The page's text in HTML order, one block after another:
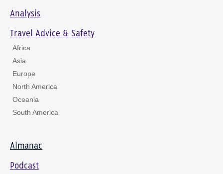
Analysis
Travel Advice & Safety
Africa
Asia
Europe
North America
Oceania
South America
Almanac
Podcast